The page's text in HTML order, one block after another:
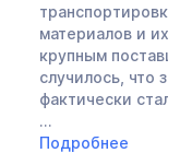
материалов и их
крупным
случилось, что
фактически стала
...
Подробнее